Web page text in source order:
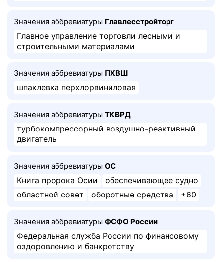
Значения аббревиатуры Главлесстройторг
Главное управление торговли лесными и
строительными материалами
Значения аббревиатуры ПХВШ
шпаклевка перхлорвиниловая
Значения аббревиатуры ТКВРД
турбокомпрессорный воздушно-реактивный
двигатель
Значения аббревиатуры ОС
Книга пророка Осии
обеспечивающее судно
областной совет
оборотные средства +60
Значения аббревиатуры ФСФО России
Федеральная служба России по финансовому
оздоровлению и банкротству